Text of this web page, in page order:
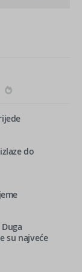
do
su najveće